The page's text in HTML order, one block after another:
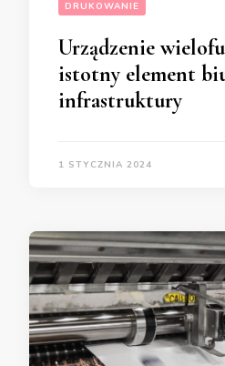
DRUKOWANIE
Urządzenie
istotny element
infrastruktury
1 STYCZNIA 2024